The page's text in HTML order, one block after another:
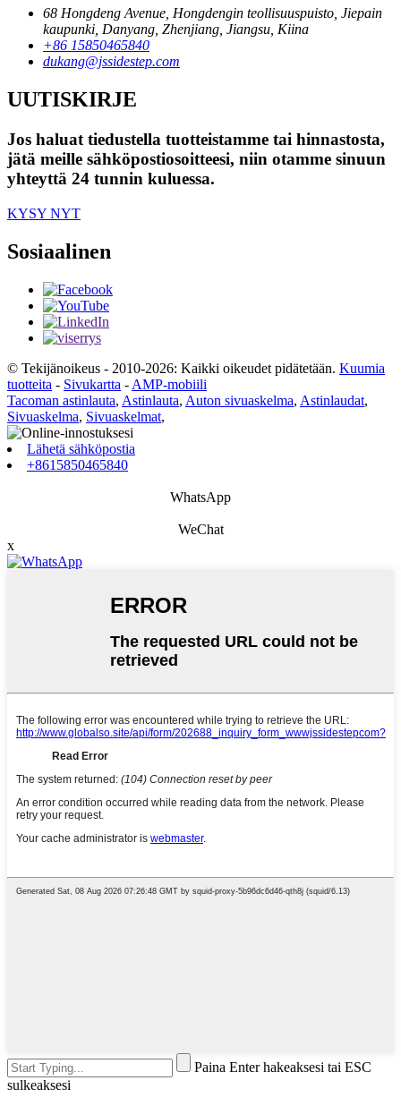
68 Hongdeng Avenue, Hongdengin teollisuuspuisto, Jiepain
kaupunki, Danyang, Zhenjiang, Jiangsu, Kiina
+86 15850465840
dukang@jssidestep.com
UUTISKIRJE
Jos haluat tiedustella tuotteistamme tai hinnastosta,
jätä meille sähköpostiosoitteesi, niin otamme sinuun
yhteyttä 24 tunnin kuluessa.
KYSY NYT
Sosiaalinen
© Tekijänoikeus - 2010-2026: Kaikki oikeudet pidätetään. Kuumia
tuotteita - Sivukartta - AMP-mobiili
Tacoman astinlauta, Astinlauta, Auton sivuaskelma, Astinlaudat,
Sivuaskelma, Sivuaskelmat,
Lähetä sähköpostia
+8615850465840
WhatsApp
WeChat
x
Paina Enter hakeaksesi tai ESC
sulkeaksesi